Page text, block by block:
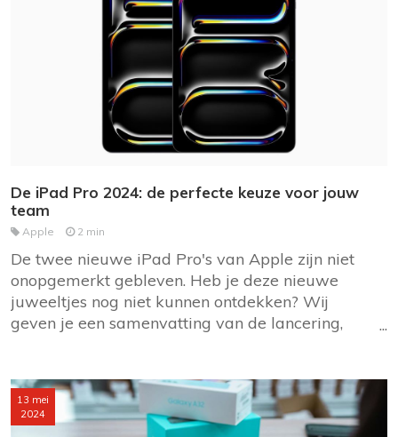
De iPad Pro 2024: de perfecte keuze voor jouw
team
Apple 2 min
De twee nieuwe iPad Pro's van Apple zijn niet
onopgemerkt gebleven. Heb je deze nieuwe
juweeltjes nog niet kunnen ontdekken? Wij
geven je een samenvatting van de lancering,
chip. Lees je mee?
13 mei
2024